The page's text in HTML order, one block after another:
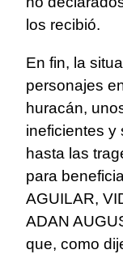
los recibió.
En fin, la
personajes
huracán,
ineficientes y
hasta las
para
AGUILAR,
ADAN
que, como